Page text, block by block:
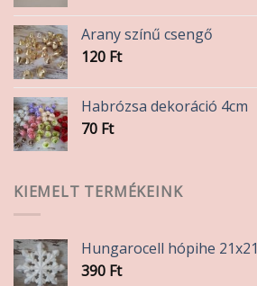
-
330 Ft
Arany színű csengő
120 Ft
Habrózsa dekoráció 4cm
70 Ft
KIEMELT TERMÉKEINK
Hungarocell hópihe 21x21
390 Ft